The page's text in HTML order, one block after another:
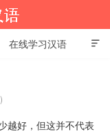

在线学习汉语
越好，但这并不代表